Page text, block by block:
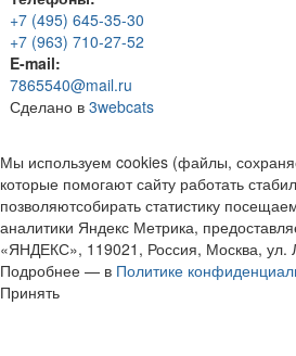
+7 (495) 645-35-30
+7 (963) 710-27-52
E-mail:
7865540@mail.ru
Сделано в 3webcats
Мы используем cookies (файлы,
которые помогают сайту работать
позволяютсобирать статистику
аналитики Яндекс Метрика,
«ЯНДЕКС», 119021, Россия, Москва, ул.
Подробнее — в Политике
Принять